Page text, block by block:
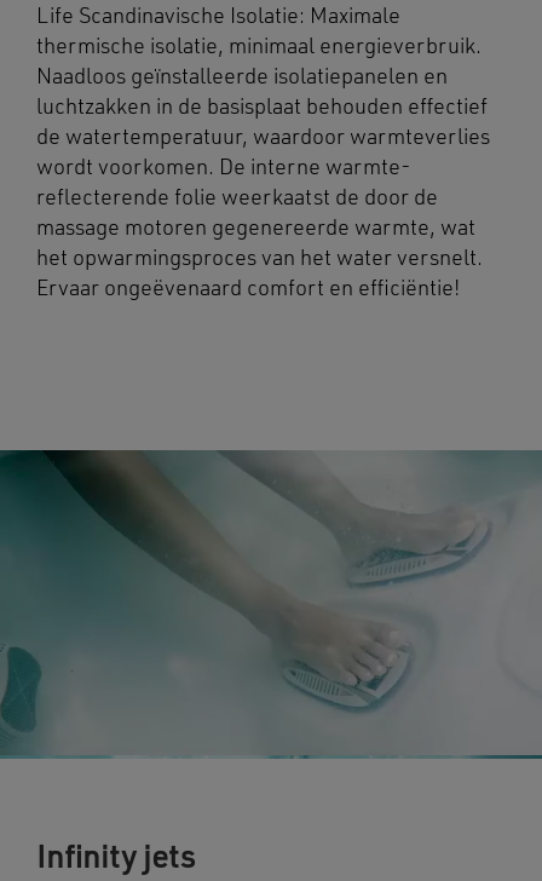
Life Scandinavische Isolatie: Maximale
thermische isolatie, minimaal energieverbruik.
Naadloos geïnstalleerde isolatiepanelen en
luchtzakken in de basisplaat behouden effectief
de watertemperatuur, waardoor warmteverlies
wordt voorkomen. De interne warmte-
reflecterende folie weerkaatst de door de
massage motoren gegenereerde warmte, wat
het opwarmingsproces van het water versnelt.
Ervaar ongeëvenaard comfort en efficiëntie!
Infinity jets